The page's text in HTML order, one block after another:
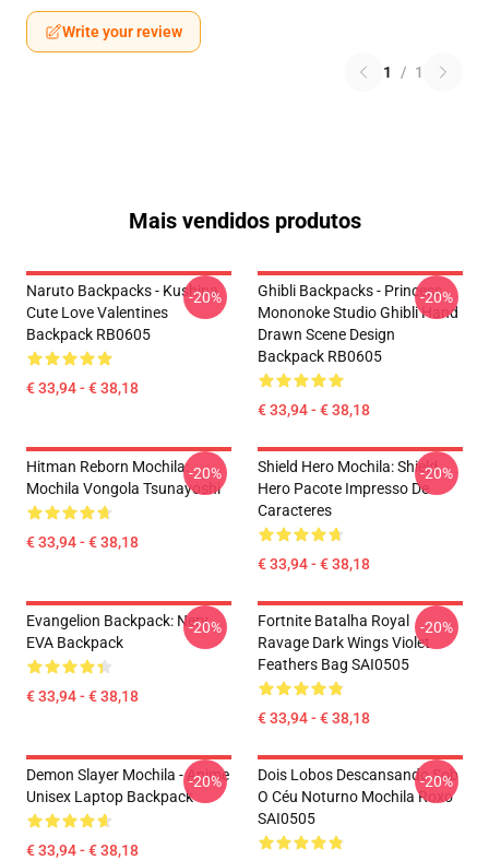
Write your review
1 / 1
Mais vendidos produtos
Naruto Backpacks - Kushina
Cute Love Valentines
Backpack RB0605
€ 33,94 - € 38,18
-20%
Ghibli Backpacks - Princess
Mononoke Studio Ghibli Hand
Drawn Scene Design
Backpack RB0605
€ 33,94 - € 38,18
-20%
Hitman Reborn Mochila:
Mochila Vongola Tsunayoshi
€ 33,94 - € 38,18
-20%
Shield Hero Mochila: Shield
Hero Pacote Impresso De
Caracteres
€ 33,94 - € 38,18
-20%
Evangelion Backpack: Nerv
EVA Backpack
€ 33,94 - € 38,18
-20%
Fortnite Batalha Royal
Ravage Dark Wings Violet
Feathers Bag SAI0505
€ 33,94 - € 38,18
-20%
Demon Slayer Mochila - Anime
Unisex Laptop Backpack
€ 33,94 - € 38,18
-20%
Dois Lobos Descansando Sob
O Céu Noturno Mochila Roxo
SAI0505
-20%